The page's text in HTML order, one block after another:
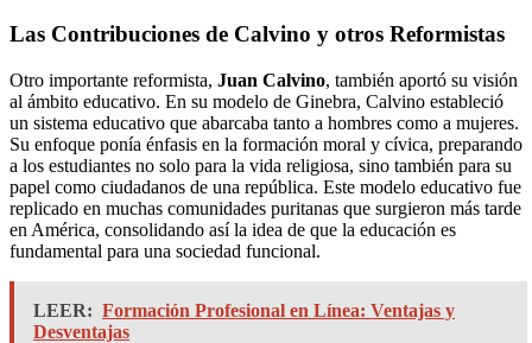
Las Contribuciones de Calvino y otros Reformistas
Otro importante reformista, Juan Calvino, también aportó su visión
al ámbito educativo. En su modelo de Ginebra, Calvino estableció
un sistema educativo que abarcaba tanto a hombres como a mujeres.
Su enfoque ponía énfasis en la formación moral y cívica, preparando
a los estudiantes no solo para la vida religiosa, sino también para su
papel como ciudadanos de una república. Este modelo educativo fue
replicado en muchas comunidades puritanas que surgieron más tarde
en América, consolidando así la idea de que la educación es
fundamental para una sociedad funcional.
LEER: Formación Profesional en Línea: Ventajas y
Desventajas